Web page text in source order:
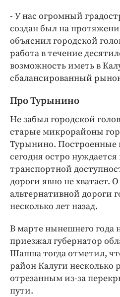
- У нас огромный
создан был на
объяснил городской
работа в течение
возможность иметь в
сбалансированный
Про Турынино
Не забыл городской
старые микрорайоны
Турынино.
сегодня остро
транспортной
дороги явно не хватает.
альтернативной дороги
несколько лет назад.
В марте нынешнего года
приезжал губернатор
Шапша тогда отметил,
район Калуги несколько
отрезанным из-за
пути.